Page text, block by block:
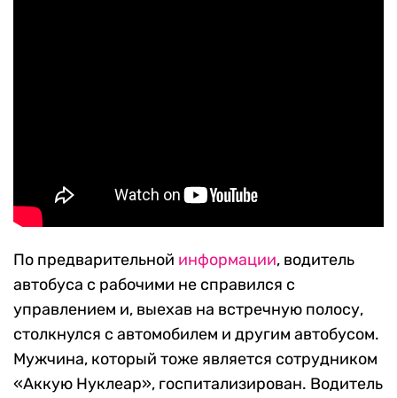
По предварительной информации, водитель
автобуса с рабочими не справился с
управлением и, выехав на встречную полосу,
столкнулся с автомобилем и другим автобусом.
Мужчина, который тоже является сотрудником
«Аккую Нуклеар», госпитализирован. Водитель